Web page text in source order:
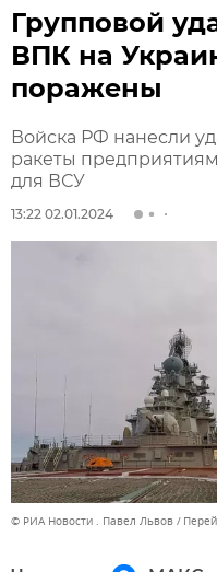
Групповой
ВПК на
поражены
Войска РФ нанесли
ракеты
для ВСУ
13:22 02.01.2024
© РИА Новости . Павел Львов